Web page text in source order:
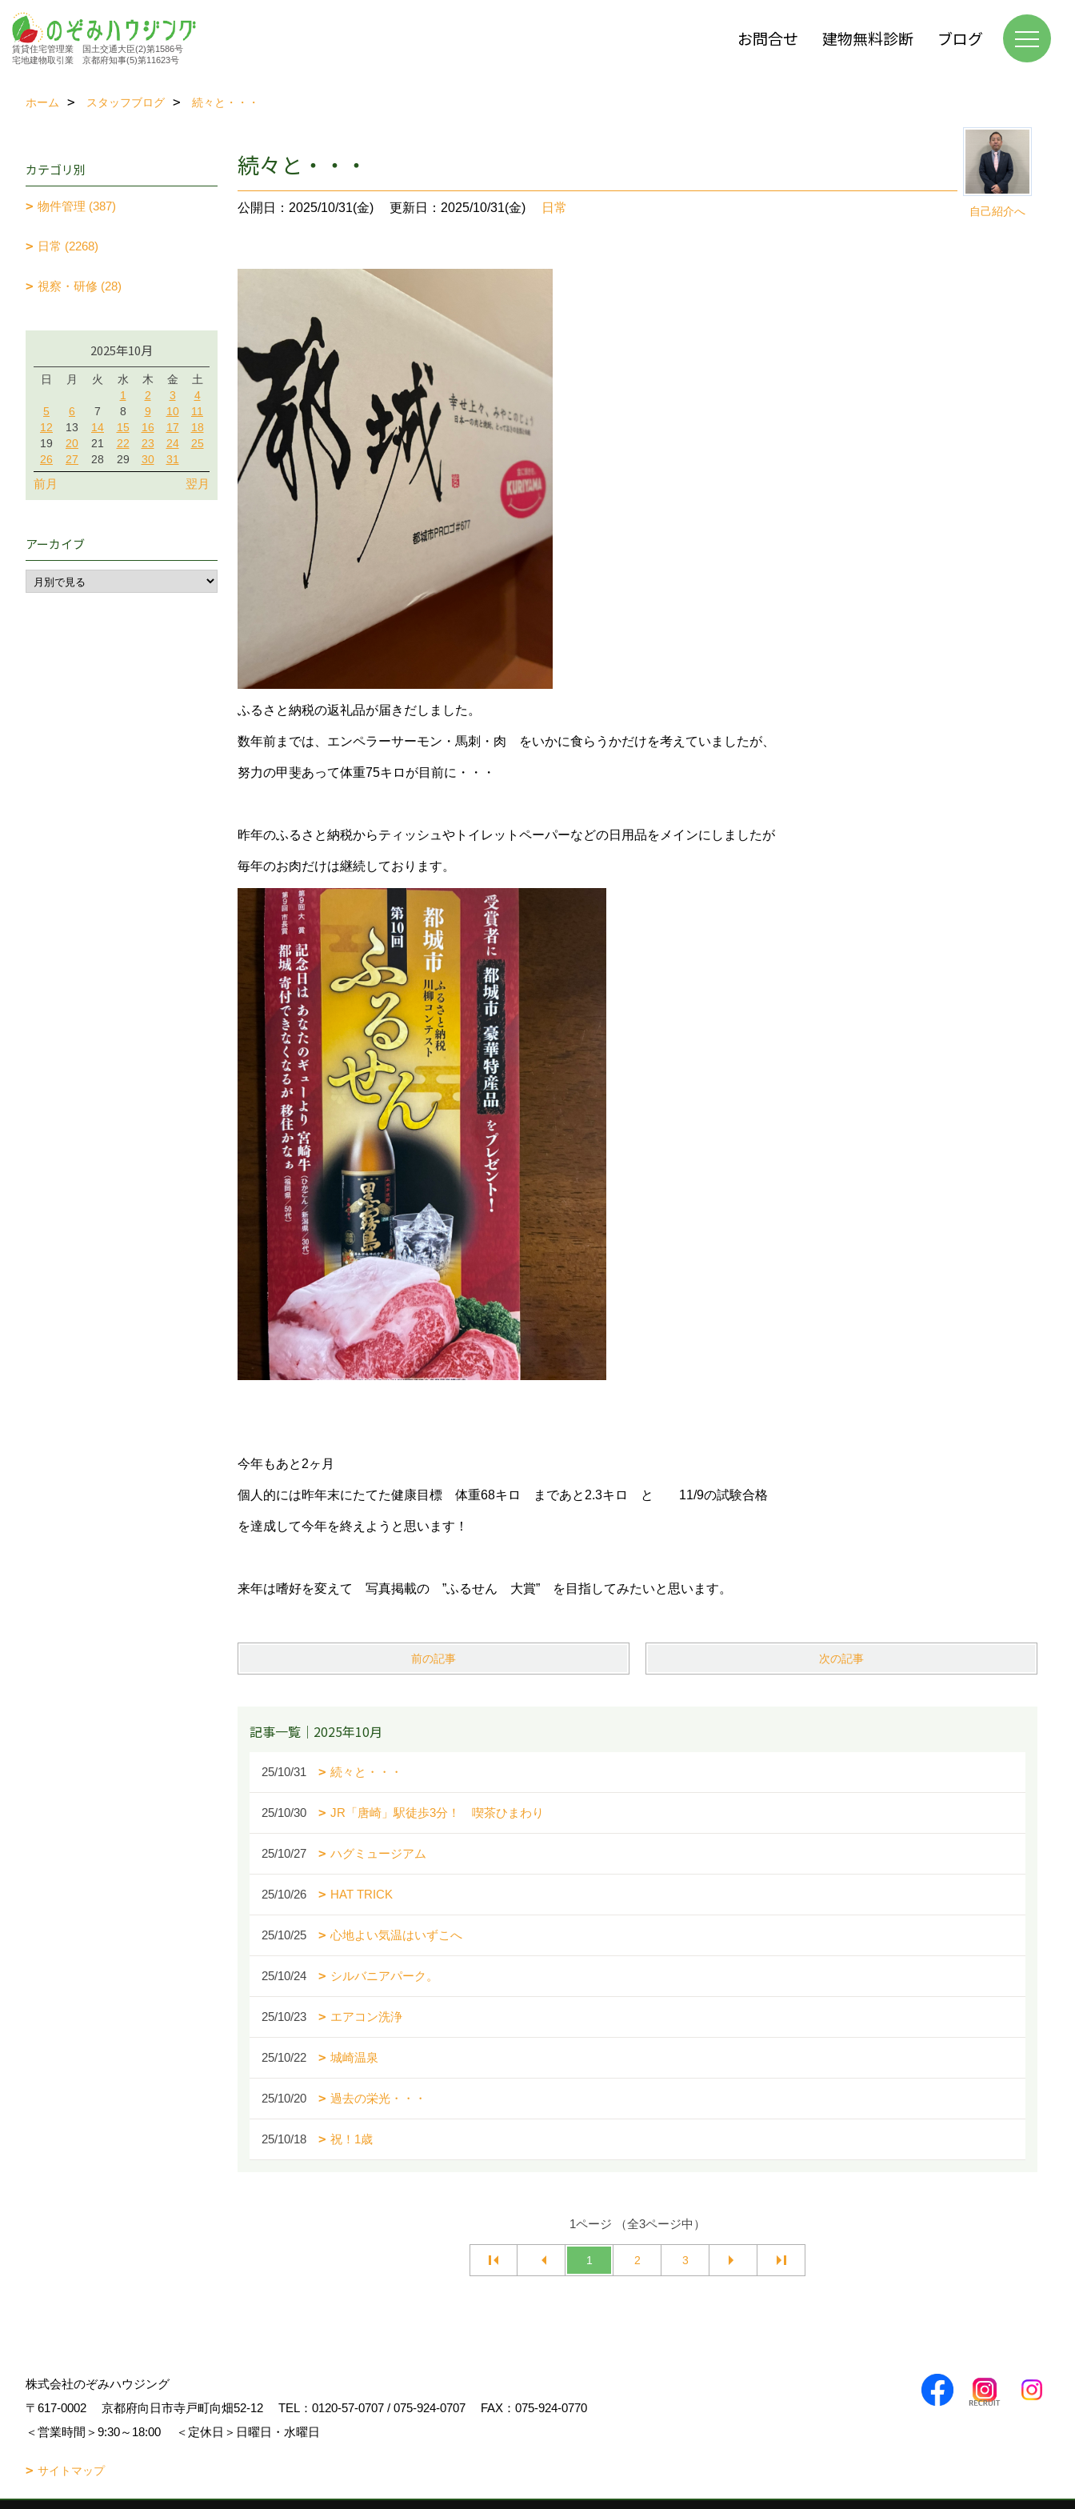
賃貸住宅管理業 国土交通大臣(2)第1586号
宅地建物取引業 京都府知事(5)第11623号
お問合せ 建物無料診断 ブログ
ホーム スタッフブログ 続々と・・・
自己紹介へ
続々と・・・
公開日：2025/10/31(金) 更新日：2025/10/31(金) 日常
ふるさと納税の返礼品が届きだしました。
数年前までは、エンペラーサーモン・馬刺・肉 をいかに食らうかだけを考えていましたが、
努力の甲斐あって体重75キロが目前に・・・
昨年のふるさと納税からティッシュやトイレットペーパーなどの日用品をメインにしましたが
毎年のお肉だけは継続しております。
今年もあと2ヶ月
個人的には昨年末にたてた健康目標 体重68キロ まであと2.3キロ と 11/9の試験合格
を達成して今年を終えようと思います！
来年は嗜好を変えて 写真掲載の ”ふるせん 大賞” を目指してみたいと思います。
前の記事 次の記事
記事一覧｜2025年10月
25/10/31 続々と・・・
25/10/30 JR「唐崎」駅徒歩3分！ 喫茶ひまわり
25/10/27 ハグミュージアム
25/10/26 HAT TRICK
25/10/25 心地よい気温はいずこへ
25/10/24 シルバニアパーク。
25/10/23 エアコン洗浄
25/10/22 城崎温泉
25/10/20 過去の栄光・・・
25/10/18 祝！1歳
1ページ （全3ページ中）
1 2 3
カテゴリ別
物件管理 (387)
日常 (2268)
視察・研修 (28)
2025年10月
日 月 火 水 木 金
土
1
2 3
4
5
6 7 8 9 10
11
12
13 14 15 16 17
18
19
20 21 22 23 24
25
26
27 28 29 30 31
前月 翌月
アーカイブ
株式会社のぞみハウジング
〒617-0002
京都府向日市寺戸町向畑52-12 TEL： 0120-57-0707 / 075-924-0707
FAX：075-924-0770
＜営業時間＞9:30～18:00
＜定休日＞日曜日・水曜日
サイトマップ